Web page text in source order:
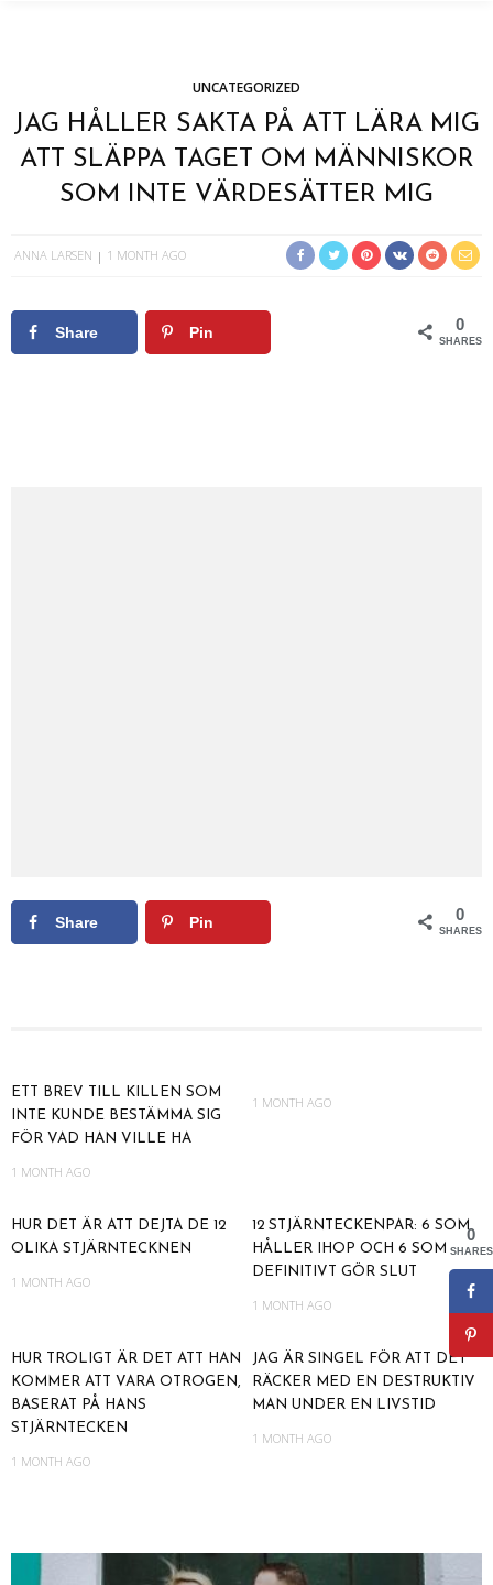
UNCATEGORIZED
JAG HÅLLER SAKTA PÅ ATT LÄRA MIG
ATT SLÄPPA TAGET OM MÄNNISKOR
SOM INTE VÄRDESÄTTER MIG
ANNA LARSEN 1 MONTH AGO
Share Pin 0
SHARES
Share Pin 0
SHARES
ETT BREV TILL KILLEN SOM
INTE KUNDE BESTÄMMA SIG
FÖR VAD HAN VILLE HA
1 MONTH AGO
1 MONTH AGO
HUR DET ÄR ATT DEJTA DE 12
OLIKA STJÄRNTECKNEN
1 MONTH AGO
12 STJÄRNTECKENPAR: 6 SOM
HÅLLER IHOP OCH 6 SOM
DEFINITIVT GÖR SLUT
1 MONTH AGO
HUR TROLIGT ÄR DET ATT HAN
KOMMER ATT VARA OTROGEN,
BASERAT PÅ HANS
STJÄRNTECKEN
1 MONTH AGO
JAG ÄR SINGEL FÖR ATT DET
RÄCKER MED EN DESTRUKTIV
MAN UNDER EN LIVSTID
1 MONTH AGO
0
SHARES